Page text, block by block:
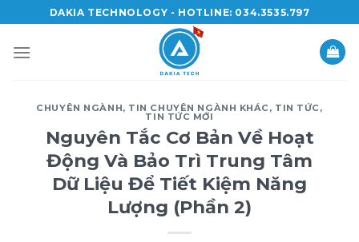
to
content
DAKIA TECHNOLOGY - HOTLINE: 034.3535.797
CHUYÊN NGÀNH, TIN CHUYÊN NGÀNH KHÁC , TIN TỨC ,
TIN TỨC MỚI
Nguyên Tắc Cơ Bản Về Hoạt
Động Và Bảo Trì Trung Tâm
Dữ Liệu Để Tiết Kiệm Năng
Lượng (Phần 2)